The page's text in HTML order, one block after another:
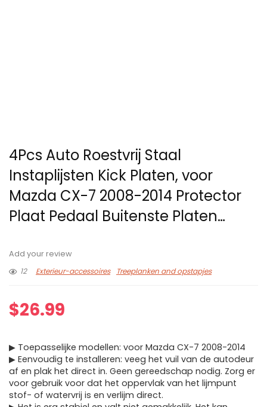
4Pcs Auto Roestvrij Staal
Instaplijsten Kick Platen, voor
Mazda CX-7 2008-2014 Protector
Plaat Pedaal Buitenste Platen…
Add your review
12
Exterieur-accessoires Treeplanken and opstapjes
$26.99
▶ Toepasselijke modellen: voor Mazda CX-7 2008-2014
▶ Eenvoudig te installeren: veeg het vuil van de autodeur
af en plak het direct in. Geen gereedschap nodig. Zorg er
voor gebruik voor dat het oppervlak van het lijmpunt
stof- of watervrij is en verlijm direct.